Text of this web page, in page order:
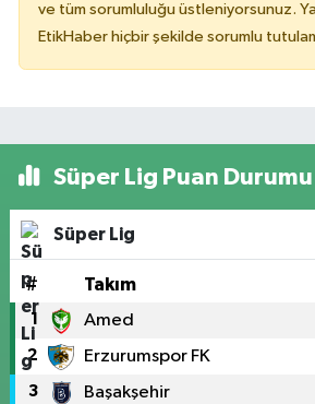
ve tüm sorumluluğu üstleniyorsunuz.
EtikHaber hiçbir şekilde sorumlu
Süper Lig Puan Durumu
Süper Lig
# Takım
1 Amed
2 Erzurumspor FK
3 Başakşehir